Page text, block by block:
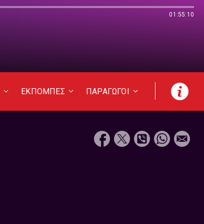
01:55:10
ΕΚΠΟΜΠΕΣ ΠΑΡΑΓΩΓΟΙ